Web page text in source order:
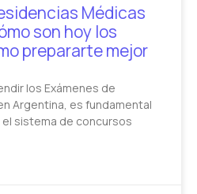
Médicas
son hoy los
prepararte mejor
los Exámenes de
Argentina, es fundamental
sistema de concursos